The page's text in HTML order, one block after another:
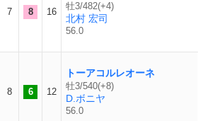
7 8 16
牡3/482(+4)
北村 宏司
56.0
8 6 12
トーアコルレオーネ
牡3/540(+8)
D.ボニヤ
56.0